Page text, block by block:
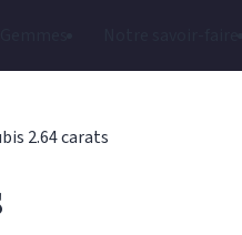
2.64 carats